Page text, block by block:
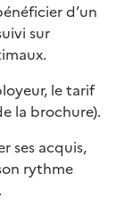
d’un
sur
le tarif
la brochure).
ses acquis,
rythme